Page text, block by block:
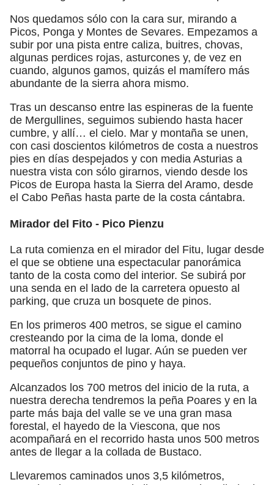
Nos quedamos sólo con la cara sur, mirando a
Picos, Ponga y Montes de Sevares. Empezamos a
subir por una pista entre caliza, buitres, chovas,
algunas perdices rojas, asturcones y, de vez en
cuando, algunos gamos, quizás el mamífero más
abundante de la sierra ahora mismo.
Tras un descanso entre las espineras de la fuente
de Mergullines, seguimos subiendo hasta hacer
cumbre, y allí… el cielo. Mar y montaña se unen,
con casi doscientos kilómetros de costa a nuestros
pies en días despejados y con media Asturias a
nuestra vista con sólo girarnos, viendo desde los
Picos de Europa hasta la Sierra del Aramo, desde
el Cabo Peñas hasta parte de la costa cántabra.
Mirador del Fito - Pico Pienzu
La ruta comienza en el mirador del Fitu, lugar desde
el que se obtiene una espectacular panorámica
tanto de la costa como del interior. Se subirá por
una senda en el lado de la carretera opuesto al
parking, que cruza un bosquete de pinos.
En los primeros 400 metros, se sigue el camino
cresteando por la cima de la loma, donde el
matorral ha ocupado el lugar. Aún se pueden ver
pequeños conjuntos de pino y haya.
Alcanzados los 700 metros del inicio de la ruta, a
nuestra derecha tendremos la peña Poares y en la
parte más baja del valle se ve una gran masa
forestal, el hayedo de la Viescona, que nos
acompañará en el recorrido hasta unos 500 metros
antes de llegar a la collada de Bustaco.
Llevaremos caminados unos 3,5 kilómetros,